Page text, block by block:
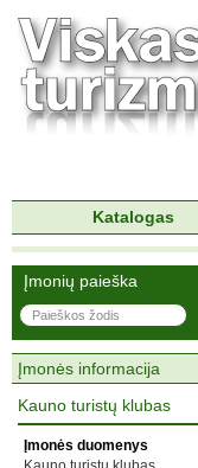
Katalogas
Įmonių paieška
Įmonės informacija
Kauno turistų klubas
Įmonės duomenys